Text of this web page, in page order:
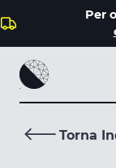
Per
Torna